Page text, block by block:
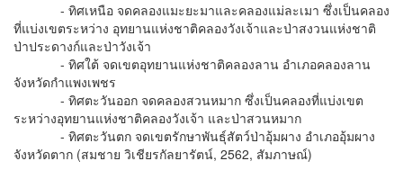
- ทิศเหนือ จดคลองแมะยะมาและคลองแม่ละเมา ซึ่งเป็นคลอง
ที่แบ่งเขตระหว่าง อุทยานแห่งชาติคลองวังเจ้าและป่าสงวนแห่งชาติ
ป่าประดางก์และป่าวังเจ้า
- ทิศใต้ จดเขตอุทยานแห่งชาติคลองลาน อำเภอคลองลาน
จังหวัดกำแพงเพชร
- ทิศตะวันออก จดคลองสวนหมาก ซึ่งเป็นคลองที่แบ่งเขต
ระหว่างอุทยานแห่งชาติคลองวังเจ้า และป่าสวนหมาก
- ทิศตะวันตก จดเขตรักษาพันธุ์สัตว์ป่าอุ้มผาง อำเภออุ้มผาง
จังหวัดตาก (สมชาย วิเชียรกัลยารัตน์, 2562, สัมภาษณ์)